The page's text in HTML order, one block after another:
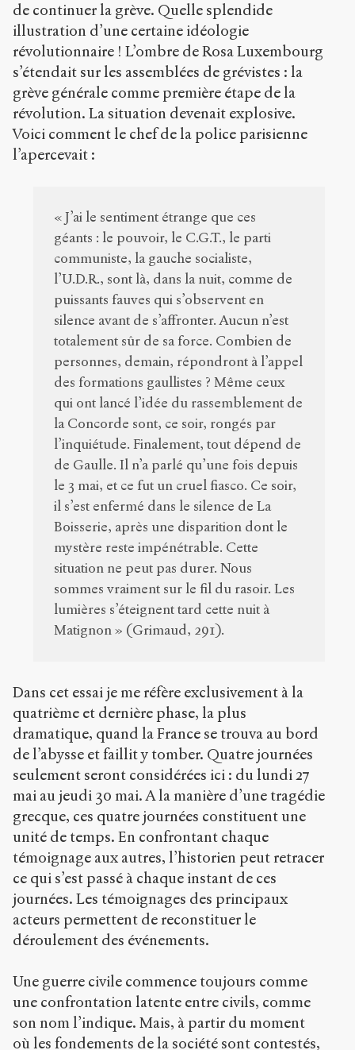
de continuer la grève. Quelle splendide
illustration d’une certaine idéologie
révolutionnaire ! L’ombre de Rosa Luxembourg
s’étendait sur les assemblées de grévistes : la
grève générale comme première étape de la
révolution. La situation devenait explosive.
Voici comment le chef de la police parisienne
l’apercevait :
« J’ai le sentiment étrange que ces
géants : le pouvoir, le C.G.T., le parti
communiste, la gauche socialiste,
l’U.D.R., sont là, dans la nuit, comme de
puissants fauves qui s’observent en
silence avant de s’affronter. Aucun n’est
totalement sûr de sa force. Combien de
personnes, demain, répondront à l’appel
des formations gaullistes ? Même ceux
qui ont lancé l’idée du rassemblement de
la Concorde sont, ce soir, rongés par
l’inquiétude. Finalement, tout dépend de
de Gaulle. Il n’a parlé qu’une fois depuis
le 3 mai, et ce fut un cruel fiasco. Ce soir,
il s’est enfermé dans le silence de La
Boisserie, après une disparition dont le
mystère reste impénétrable. Cette
situation ne peut pas durer. Nous
sommes vraiment sur le fil du rasoir. Les
lumières s’éteignent tard cette nuit à
Matignon » (Grimaud, 291).
Dans cet essai je me réfère exclusivement à la
quatrième et dernière phase, la plus
dramatique, quand la France se trouva au bord
de l’abysse et faillit y tomber. Quatre journées
seulement seront considérées ici : du lundi 27
mai au jeudi 30 mai. A la manière d’une tragédie
grecque, ces quatre journées constituent une
unité de temps. En confrontant chaque
témoignage aux autres, l’historien peut retracer
ce qui s’est passé à chaque instant de ces
journées. Les témoignages des principaux
acteurs permettent de reconstituer le
déroulement des événements.
Une guerre civile commence toujours comme
une confrontation latente entre civils, comme
son nom l’indique. Mais, à partir du moment
où les fondements de la société sont contestés,